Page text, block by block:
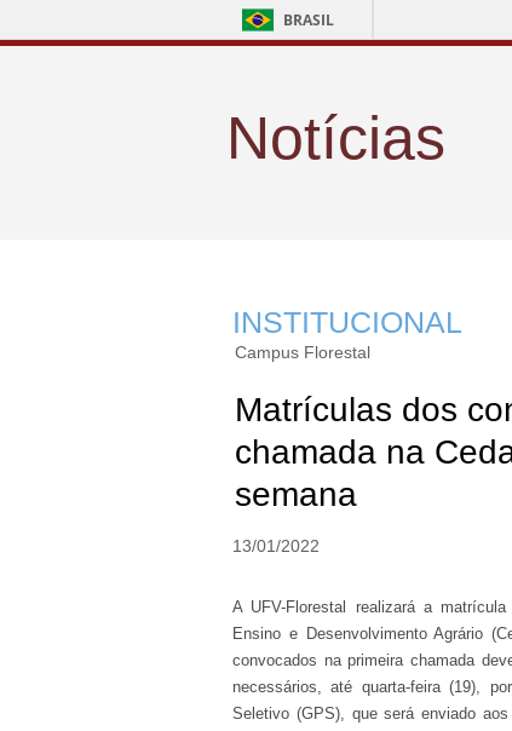
BRASIL
Notícias
INSTITUCIONAL
Campus Florestal
Matrículas dos
chamada na
semana
13/01/2022
A UFV-Florestal realizará a
Ensino e Desenvolvimento Agrário
convocados na primeira chamada
necessários, até quarta-feira (19),
Seletivo (GPS), que será enviado